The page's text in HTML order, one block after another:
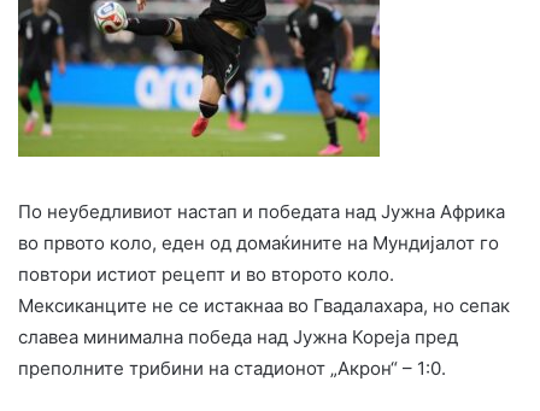
По неубедливиот настап и победата над Јужна Африка
во првото коло, еден од домаќините на Мундијалот го
повтори истиот рецепт и во второто коло.
Мексиканците не се истакнаа во Гвадалахара, но сепак
славеа минимална победа над Јужна Кореја пред
преполните трибини на стадионот „Акрон“ – 1:0.